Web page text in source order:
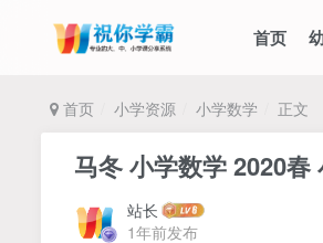
首页
首页 小学资源 小学数学 正文
马冬 小学数学 2020春
站长
1年前发布